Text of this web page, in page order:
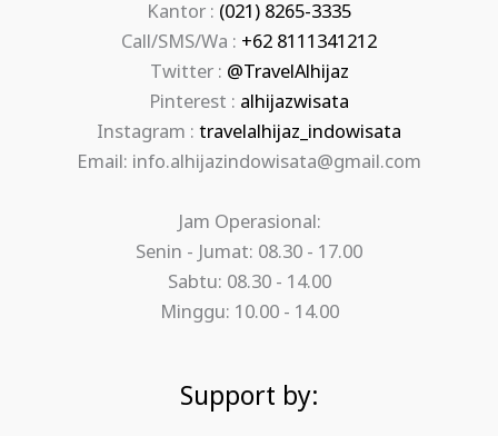
Kantor : (021) 8265-3335
Call/SMS/Wa : +62 8111341212
Twitter : @TravelAlhijaz
Pinterest : alhijazwisata
Instagram : travelalhijaz_indowisata
Email: info.alhijazindowisata@gmail.com
Jam Operasional:
Senin - Jumat: 08.30 - 17.00
Sabtu: 08.30 - 14.00
Minggu: 10.00 - 14.00
Support by: